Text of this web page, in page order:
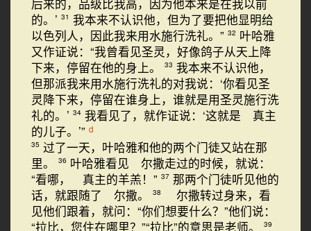
后来的，品级比我高，因为他本来是在我以前
的。’ 31 我本来不认识他，但为了要把他显明给
以色列人，因此我来用水施行洗礼。” 32 叶哈雅
又作证说：“我曾看见圣灵，好像鸽子从天上降
下来，停留在他的身上。
33 我本来不认识他，
但那派我来用水施行洗礼的对我说：‘你看见圣
灵降下来，停留在谁身上，谁就是用圣灵施行洗
礼的。’ 34 我看见了，就作证说：‘这就是 真主
的儿子。’” d
35 过了一天，叶哈雅和他的两个门徒又站在那
里。
36 叶哈雅看见 尔撒走过的时候，就说：
“看哪， 真主的羊羔！” 37 那两个门徒听见他的
话，就跟随了 尔撒。
38
尔撒转过身来，看
见他们跟着，就问：“你们想要什么？”他们说：
“拉比，您住在哪里？”“拉比”的意思是老师。
39